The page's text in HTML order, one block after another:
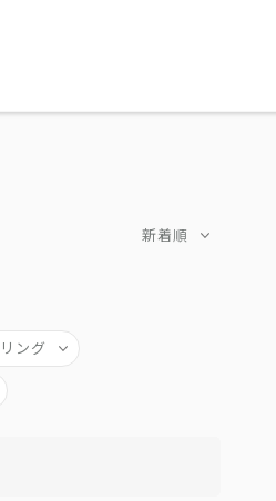
新着順
ング